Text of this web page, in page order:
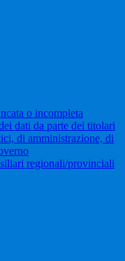
o incompleta
dati da parte dei titolari
di amministrazione, di
regionali/provinciali